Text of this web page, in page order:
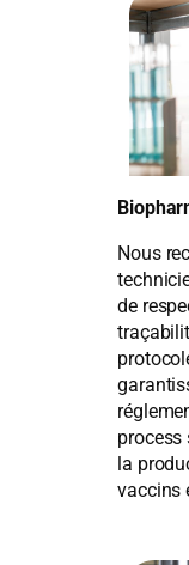
Nous
de
process
la
vaccins